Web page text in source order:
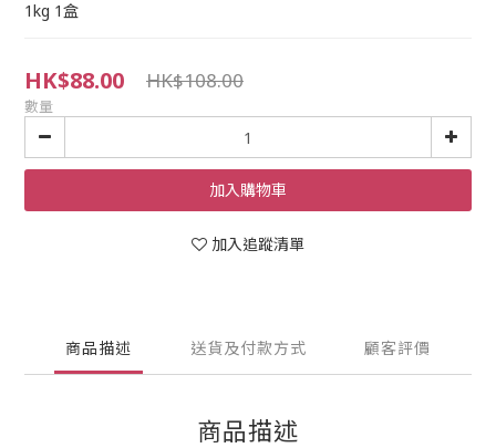
1kg 1盒
HK$88.00 HK$108.00
數量
加入購物車
加入追蹤清單
商品描述 送貨及付款方式 顧客評價
商品描述